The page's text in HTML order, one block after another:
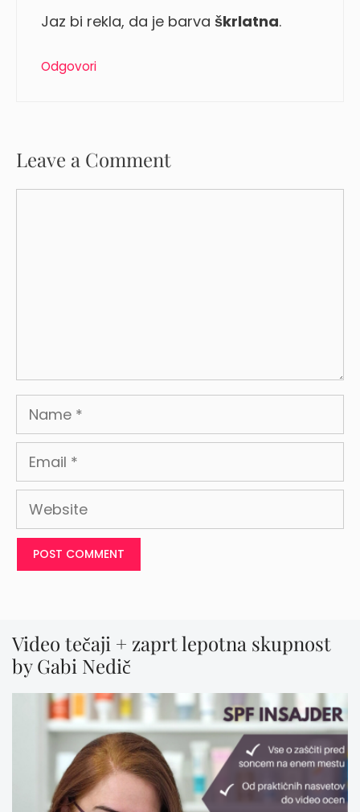
Jaz bi rekla, da je barva škrlatna.
Odgovori
Leave a Comment
Name
Email
Website
Video tečaji + zaprt lepotna skupnost
by Gabi Nedič